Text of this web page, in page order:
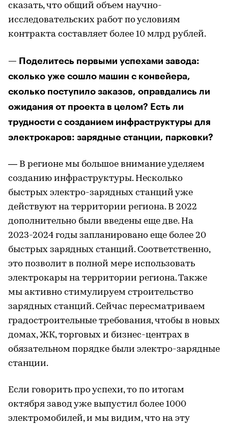
сказать, что общий объем научно-
исследовательских работ по условиям
контракта составляет более 10 млрд рублей.
— Поделитесь первыми успехами завода:
сколько уже сошло машин с конвейера,
сколько поступило заказов, оправдались ли
ожидания от проекта в целом? Есть ли
трудности с созданием инфраструктуры для
электрокаров: зарядные станции, парковки?
— В регионе мы большое внимание уделяем
созданию инфраструктуры. Несколько
быстрых электро-зарядных станций уже
действуют на территории региона. В 2022
дополнительно были введены еще две. На
2023-2024 годы запланировано еще более 20
быстрых зарядных станций. Соответственно,
это позволит в полной мере использовать
электрокары на территории региона. Также
мы активно стимулируем строительство
зарядных станций. Сейчас пересматриваем
градостроительные требования, чтобы в новых
домах, ЖК, торговых и бизнес-центрах в
обязательном порядке были электро-зарядные
станции.
Если говорить про успехи, то по итогам
октября завод уже выпустил более 1000
электромобилей, и мы видим, что на эту